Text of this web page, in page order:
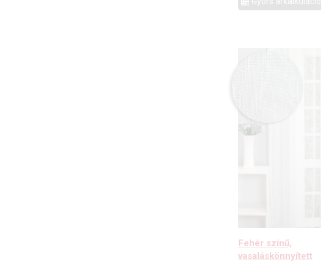
Fehér színű,
vasaláskönnyített